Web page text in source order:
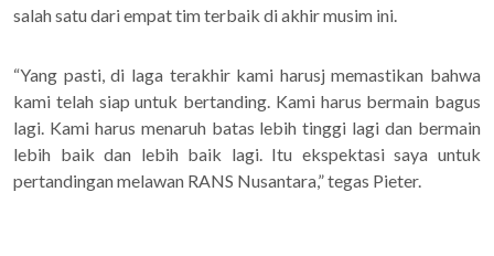
salah satu dari empat tim terbaik di akhir musim ini.
“Yang pasti, di laga terakhir kami harusj memastikan bahwa
kami telah siap untuk bertanding. Kami harus bermain bagus
lagi. Kami harus menaruh batas lebih tinggi lagi dan bermain
lebih baik dan lebih baik lagi. Itu ekspektasi saya untuk
pertandingan melawan RANS Nusantara,” tegas Pieter.